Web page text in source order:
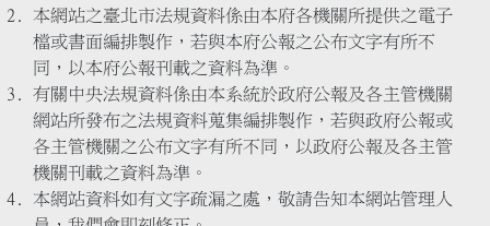
本網站之臺北市法規資料係由本府各機關所提供之電子
檔或書面編排製作，若與本府公報之公布文字有所不
同，以本府公報刊載之資料為準。
有關中央法規資料係由本系統於政府公報及各主管機關
網站所發布之法規資料蒐集編排製作，若與政府公報或
各主管機關之公布文字有所不同，以政府公報及各主管
機關刊載之資料為準。
本網站資料如有文字疏漏之處，敬請告知本網站管理人